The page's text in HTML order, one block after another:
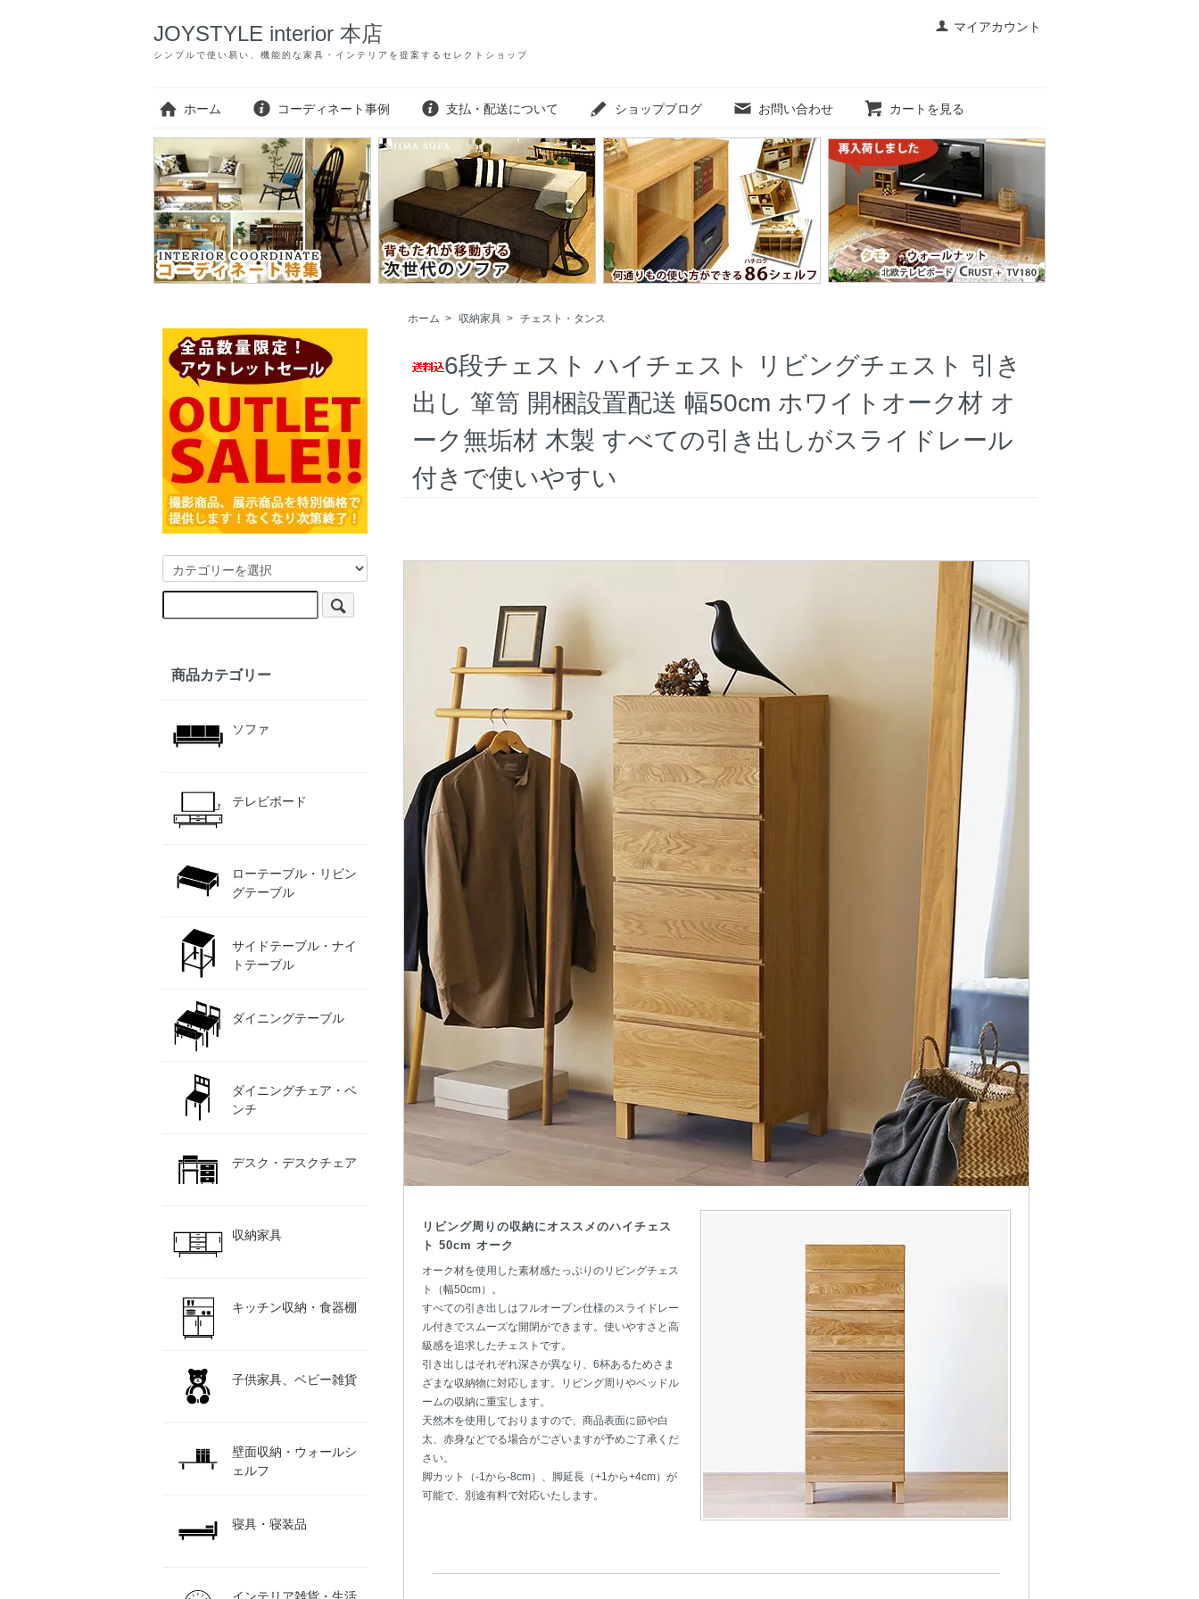
マイアカウント
JOYSTYLE interior 本店
シンプルで使い易い、機能的な家具・インテリアを提案するセレクトショップ
ホーム コーディネート事例 支払・配送について ショップブログ お問い合わせ カートを見る
ホーム > 収納家具 > チェスト・タンス
6段チェスト ハイチェスト リビングチェスト 引き
出し 箪笥 開梱設置配送 幅50cm ホワイトオーク材 オ
ーク無垢材 木製 すべての引き出しがスライドレール
付きで使いやすい
リビング周りの収納にオススメのハイチェス
ト 50cm オーク
オーク材を使用した素材感たっぷりのリビングチェス
ト（幅50cm）。
すべての引き出しはフルオープン仕様のスライドレー
ル付きでスムーズな開閉ができます。使いやすさと高
級感を追求したチェストです。
引き出しはそれぞれ深さが異なり、6杯あるためさま
ざまな収納物に対応します。リビング周りやベッドル
ームの収納に重宝します。
天然木を使用しておりますので、商品表面に節や白
太、赤身などでる場合がございますが予めご了承くだ
さい。
脚カット（-1から-8cm）、脚延長（+1から+4cm）が
可能で、別途有料で対応いたします。
商品カテゴリー
ソファ
テレビボード
ローテーブル・リビン
グテーブル
サイドテーブル・ナイ
トテーブル
ダイニングテーブル
ダイニングチェア・ベ
ンチ
デスク・デスクチェア
収納家具
キッチン収納・食器棚
子供家具、ベビー雑貨
壁面収納・ウォールシ
ェルフ
寝具・寝装品